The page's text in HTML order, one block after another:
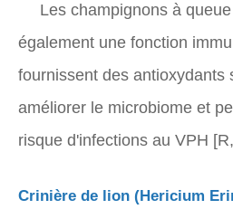
Les champignons à
également une fonction
fournissent des antioxydants
améliorer le microbiome et
risque d'infections au VPH
Crinière de lion (Hericium